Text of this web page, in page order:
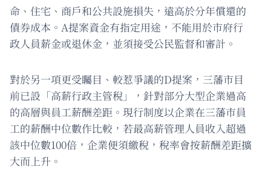
命、住宅、商戶和公共設施損失，遠高於分年償還的
債券成本。A提案資金有指定用途，不能用於市府行
政人員薪金或退休金，並須接受公民監督和審計。
對於另一項更受矚目、較惹爭議的D提案，三藩市目
前已設「高薪行政主管稅」，針對部分大型企業過高
的高層與員工薪酬差距。現行制度以企業在三藩市員
工的薪酬中位數作比較，若最高薪管理人員收入超過
該中位數100倍，企業便須繳稅，稅率會按薪酬差距擴
大而上升。